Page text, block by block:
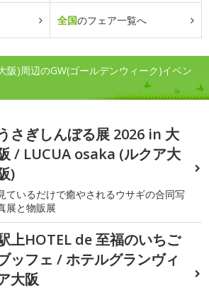
全国のフェア一覧へ
阪)周辺のGW(ゴールデンウィーク)イベン
さぎしんぼる展 2026 in 大
/ LUCUA osaka (ルクア大
)
ているだけで癒やされるウサギの合同写
展と物販展
上HOTEL de 至福のいちご
ッフェ / ホテルグランヴィ
大阪